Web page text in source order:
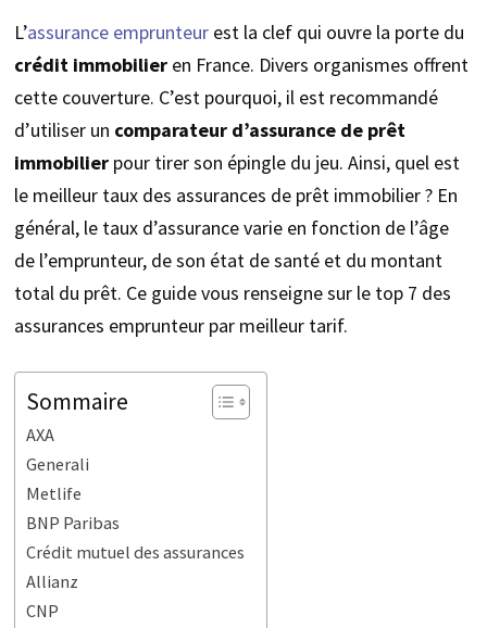
L’assurance emprunteurest la clef qui ouvre la porte du
crédit immobilieren France. Divers organismes offrent
cette couverture. C’est pourquoi, il est recommandé
d’utiliser un comparateur d’assurance de prêt
immobilierpour tirer son épingle du jeu. Ainsi, quel est
le meilleur taux des assurances de prêt immobilier ? En
général, le taux d’assurance varie en fonction de l’âge
de l’emprunteur, de son état de santé et du montant
total du prêt. Ce guide vous renseigne sur le top 7 des
assurances emprunteur par meilleur tarif.
Sommaire
AXA
Generali
Metlife
BNP Paribas
Crédit mutuel des assurances
Allianz
CNP